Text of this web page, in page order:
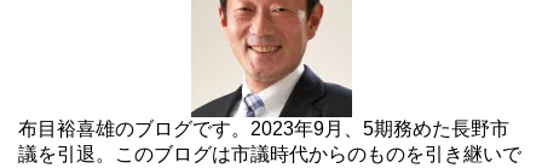
布目裕喜雄のブログです。2023年9月、5期務めた長野市
議を引退。このブログは市議時代からのものを引き継いで